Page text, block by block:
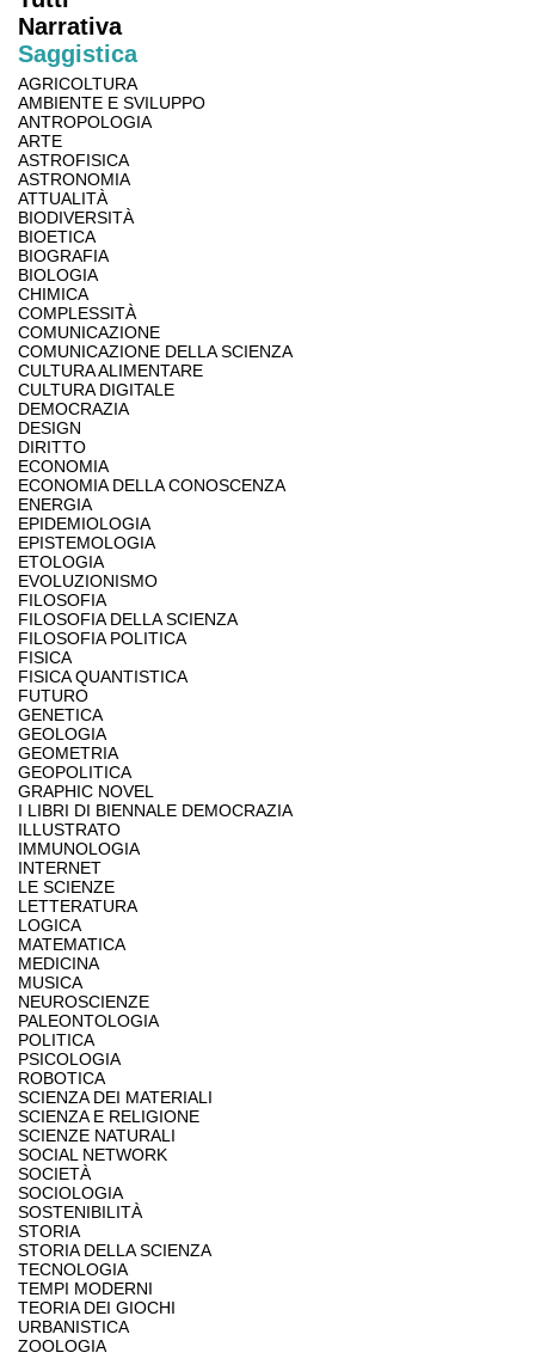
Narrativa
Saggistica
AGRICOLTURA
AMBIENTE E SVILUPPO
ANTROPOLOGIA
ARTE
ASTROFISICA
ASTRONOMIA
ATTUALITÀ
BIODIVERSITÀ
BIOETICA
BIOGRAFIA
BIOLOGIA
CHIMICA
COMPLESSITÀ
COMUNICAZIONE
COMUNICAZIONE DELLA SCIENZA
CULTURA ALIMENTARE
CULTURA DIGITALE
DEMOCRAZIA
DESIGN
DIRITTO
ECONOMIA
ECONOMIA DELLA CONOSCENZA
ENERGIA
EPIDEMIOLOGIA
EPISTEMOLOGIA
ETOLOGIA
EVOLUZIONISMO
FILOSOFIA
FILOSOFIA DELLA SCIENZA
FILOSOFIA POLITICA
FISICA
FISICA QUANTISTICA
FUTURO
GENETICA
GEOLOGIA
GEOMETRIA
GEOPOLITICA
GRAPHIC NOVEL
I LIBRI DI BIENNALE DEMOCRAZIA
ILLUSTRATO
IMMUNOLOGIA
INTERNET
LE SCIENZE
LETTERATURA
LOGICA
MATEMATICA
MEDICINA
MUSICA
NEUROSCIENZE
PALEONTOLOGIA
POLITICA
PSICOLOGIA
ROBOTICA
SCIENZA DEI MATERIALI
SCIENZA E RELIGIONE
SCIENZE NATURALI
SOCIAL NETWORK
SOCIETÀ
SOCIOLOGIA
SOSTENIBILITÀ
STORIA
STORIA DELLA SCIENZA
TECNOLOGIA
TEMPI MODERNI
TEORIA DEI GIOCHI
URBANISTICA
ZOOLOGIA